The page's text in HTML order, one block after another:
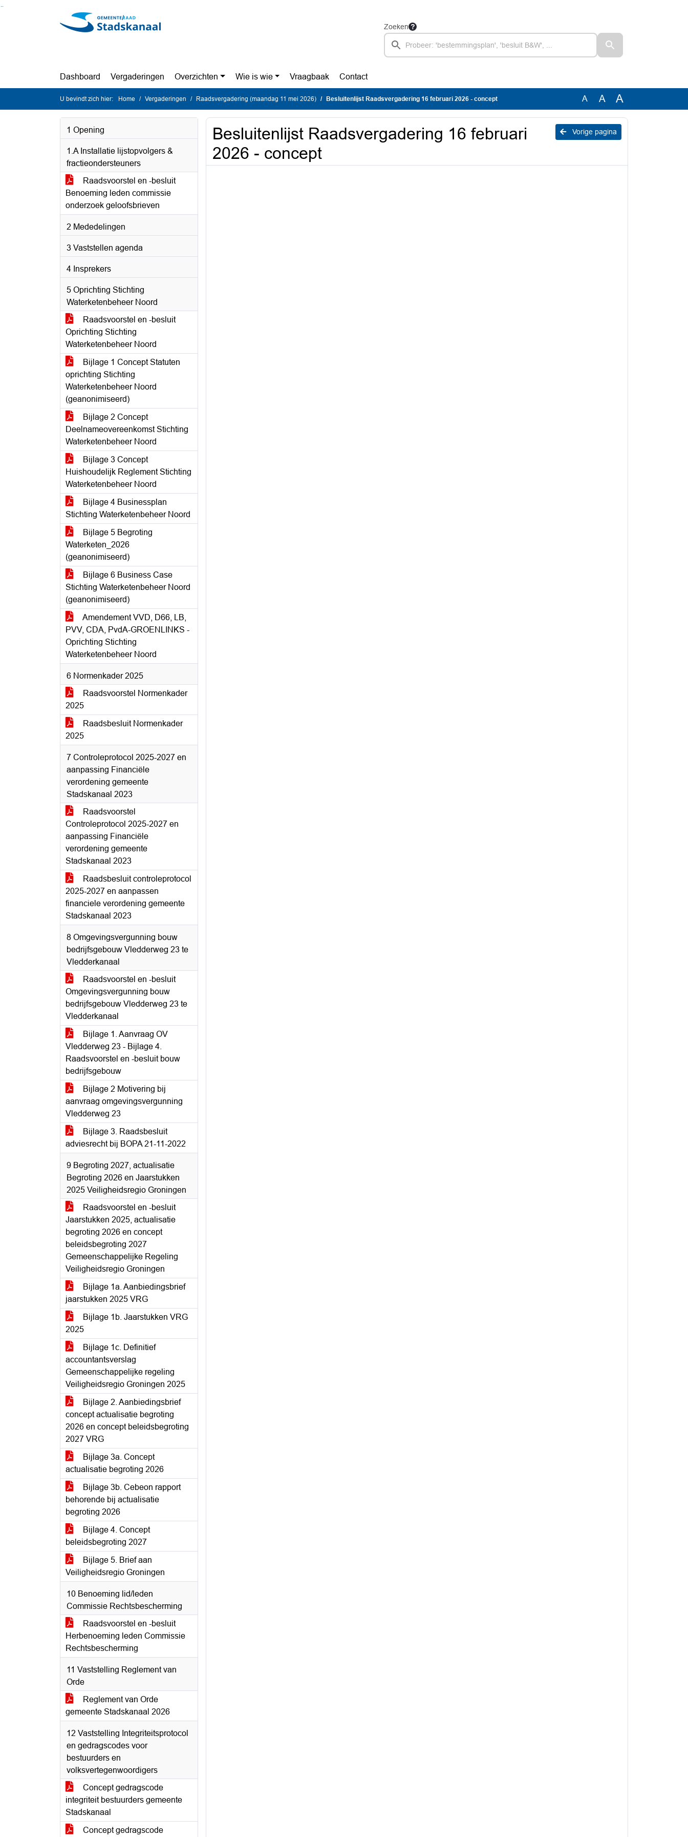
Ga naar de inhoud van deze pagina
Zoeken
Dashboard Vergaderingen Overzichten Wie is wie Vraagbaak Contact
U bevindt zich hier: Home Vergaderingen Raadsvergadering (maandag 11 mei 2026) Besluitenlijst Raadsvergadering 16 februari 2026 - concept A A A
1 Opening
1.A Installatie lijstopvolgers &
fractieondersteuners
Raadsvoorstel en -besluit
Benoeming leden commissie
onderzoek geloofsbrieven
2 Mededelingen
3 Vaststellen agenda
4 Insprekers
5 Oprichting Stichting
Waterketenbeheer Noord
Raadsvoorstel en -besluit
Oprichting Stichting
Waterketenbeheer Noord
Bijlage 1 Concept Statuten
oprichting Stichting
Waterketenbeheer Noord
(geanonimiseerd)
Bijlage 2 Concept
Deelnameovereenkomst Stichting
Waterketenbeheer Noord
Bijlage 3 Concept
Huishoudelijk Reglement Stichting
Waterketenbeheer Noord
Bijlage 4 Businessplan
Stichting Waterketenbeheer Noord
Bijlage 5 Begroting
Waterketen_2026
(geanonimiseerd)
Bijlage 6 Business Case
Stichting Waterketenbeheer Noord
(geanonimiseerd)
Amendement VVD, D66, LB,
PVV, CDA, PvdA-GROENLINKS -
Oprichting Stichting
Waterketenbeheer Noord
6 Normenkader 2025
Raadsvoorstel Normenkader
2025
Raadsbesluit Normenkader
2025
7 Controleprotocol 2025-2027 en
aanpassing Financiële
verordening gemeente
Stadskanaal 2023
Raadsvoorstel
Controleprotocol 2025-2027 en
aanpassing Financiële
verordening gemeente
Stadskanaal 2023
Raadsbesluit controleprotocol
2025-2027 en aanpassen
financiele verordening gemeente
Stadskanaal 2023
8 Omgevingsvergunning bouw
bedrijfsgebouw Vledderweg 23 te
Vledderkanaal
Raadsvoorstel en -besluit
Omgevingsvergunning bouw
bedrijfsgebouw Vledderweg 23 te
Vledderkanaal
Bijlage 1. Aanvraag OV
Vledderweg 23 - Bijlage 4.
Raadsvoorstel en -besluit bouw
bedrijfsgebouw
Bijlage 2 Motivering bij
aanvraag omgevingsvergunning
Vledderweg 23
Bijlage 3. Raadsbesluit
adviesrecht bij BOPA 21-11-2022
9 Begroting 2027, actualisatie
Begroting 2026 en Jaarstukken
2025 Veiligheidsregio Groningen
Raadsvoorstel en -besluit
Jaarstukken 2025, actualisatie
begroting 2026 en concept
beleidsbegroting 2027
Gemeenschappelijke Regeling
Veiligheidsregio Groningen
Bijlage 1a. Aanbiedingsbrief
jaarstukken 2025 VRG
Bijlage 1b. Jaarstukken VRG
2025
Bijlage 1c. Definitief
accountantsverslag
Gemeenschappelijke regeling
Veiligheidsregio Groningen 2025
Bijlage 2. Aanbiedingsbrief
concept actualisatie begroting
2026 en concept beleidsbegroting
2027 VRG
Bijlage 3a. Concept
actualisatie begroting 2026
Bijlage 3b. Cebeon rapport
behorende bij actualisatie
begroting 2026
Bijlage 4. Concept
beleidsbegroting 2027
Bijlage 5. Brief aan
Veiligheidsregio Groningen
10 Benoeming lid/leden
Commissie Rechtsbescherming
Raadsvoorstel en -besluit
Herbenoeming leden Commissie
Rechtsbescherming
11 Vaststelling Reglement van
Orde
Reglement van Orde
gemeente Stadskanaal 2026
12 Vaststelling Integriteitsprotocol
en gedragscodes voor
bestuurders en
volksvertegenwoordigers
Concept gedragscode
integriteit bestuurders gemeente
Stadskanaal
Concept gedragscode
Vorige pagina
Besluitenlijst Raadsvergadering 16 februari
2026 - concept